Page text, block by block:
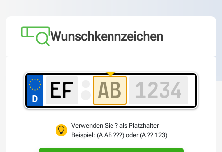
Wunschkennzeichen
Verwenden Sie ? als Platzhalter
Beispiel: (A AB ???) oder (A ?? 123)